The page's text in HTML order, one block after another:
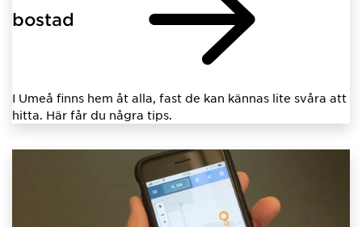
bostad
I Umeå finns hem åt alla, fast de kan kännas lite svåra att
hitta. Här får du några tips.